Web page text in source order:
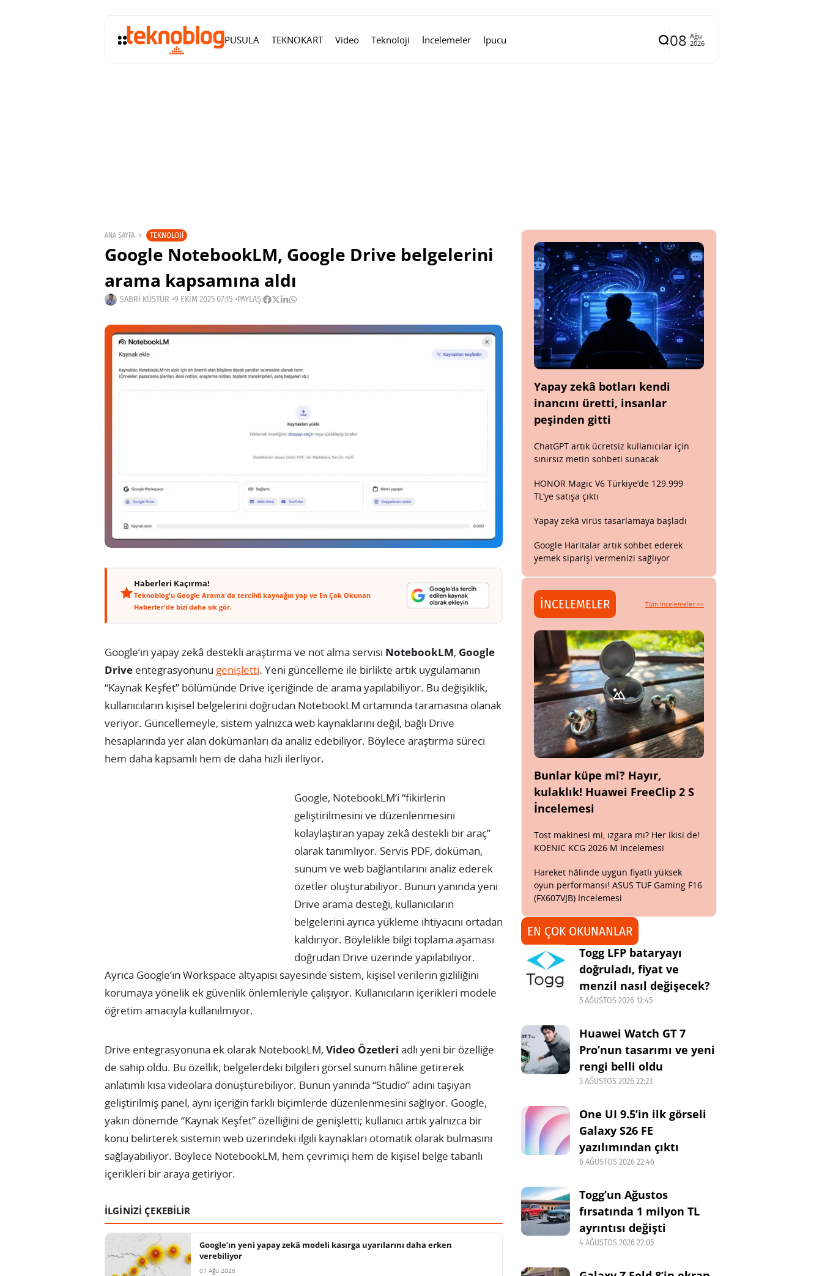
PUSULA TEKNOKART Video Teknoloji İncelemeler İpucu 08 Ağu
2026
ANA SAYFA TEKNOLOJI
Google NotebookLM, Google Drive belgelerini
arama kapsamına aldı
SABRI KÜSTÜR 9 EKIM 2025 07:15 PAYLAŞ:
Haberleri Kaçırma!
Teknoblog'u Google Arama'da tercihli kaynağın yap ve En Çok Okunan
Haberler'de bizi daha sık gör.
Google’ın yapay zekâ destekli araştırma ve not alma servisi NotebookLM, Google
Drive entegrasyonunu genişletti. Yeni güncelleme ile birlikte artık uygulamanın
“Kaynak Keşfet” bölümünde Drive içeriğinde de arama yapılabiliyor. Bu değişiklik,
kullanıcıların kişisel belgelerini doğrudan NotebookLM ortamında taramasına olanak
veriyor. Güncellemeyle, sistem yalnızca web kaynaklarını değil, bağlı Drive
hesaplarında yer alan dokümanları da analiz edebiliyor. Böylece araştırma süreci
hem daha kapsamlı hem de daha hızlı ilerliyor.
Google, NotebookLM’i “fikirlerin
geliştirilmesini ve düzenlenmesini
kolaylaştıran yapay zekâ destekli bir araç”
olarak tanımlıyor. Servis PDF, doküman,
sunum ve web bağlantılarını analiz ederek
özetler oluşturabiliyor. Bunun yanında yeni
Drive arama desteği, kullanıcıların
belgelerini ayrıca yükleme ihtiyacını ortadan
kaldırıyor. Böylelikle bilgi toplama aşaması
doğrudan Drive üzerinde yapılabiliyor.
Ayrıca Google’ın Workspace altyapısı sayesinde sistem, kişisel verilerin gizliliğini
korumaya yönelik ek güvenlik önlemleriyle çalışıyor. Kullanıcıların içerikleri modele
öğretim amacıyla kullanılmıyor.
Drive entegrasyonuna ek olarak NotebookLM, Video Özetleri adlı yeni bir özelliğe
de sahip oldu. Bu özellik, belgelerdeki bilgileri görsel sunum hâline getirerek
anlatımlı kısa videolara dönüştürebiliyor. Bunun yanında “Studio” adını taşıyan
geliştirilmiş panel, aynı içeriğin farklı biçimlerde düzenlenmesini sağlıyor. Google,
yakın dönemde “Kaynak Keşfet” özelliğini de genişletti; kullanıcı artık yalnızca bir
konu belirterek sistemin web üzerindeki ilgili kaynakları otomatik olarak bulmasını
sağlayabiliyor. Böylece NotebookLM, hem çevrimiçi hem de kişisel belge tabanlı
içerikleri bir araya getiriyor.
İLGİNİZİ ÇEKEBİLİR
Google’ın yeni yapay zekâ modeli kasırga uyarılarını daha erken
verebiliyor
07 Ağu 2026
Yapay zekâ botları kendi
inancını üretti, insanlar
peşinden gitti
ChatGPT artık ücretsiz kullanıcılar için
sınırsız metin sohbeti sunacak
HONOR Magic V6 Türkiye’de 129.999
TL’ye satışa çıktı
Yapay zekâ virüs tasarlamaya başladı
Google Haritalar artık sohbet ederek
yemek siparişi vermenizi sağlıyor
İNCELEMELER Tüm incelemeler >>
Bunlar küpe mi? Hayır,
kulaklık! Huawei FreeClip 2 S
İncelemesi
Tost makinesi mi, ızgara mı? Her ikisi de!
KOENIC KCG 2026 M İncelemesi
Hareket hâlinde uygun fiyatlı yüksek
oyun performansı! ASUS TUF Gaming F16
(FX607VJB) İncelemesi
EN ÇOK OKUNANLAR
Togg LFP bataryayı
doğruladı, fiyat ve
menzil nasıl değişecek?
5 AĞUSTOS 2026 12:45
Huawei Watch GT 7
Pro’nun tasarımı ve yeni
rengi belli oldu
3 AĞUSTOS 2026 22:23
One UI 9.5’in ilk görseli
Galaxy S26 FE
yazılımından çıktı
6 AĞUSTOS 2026 22:46
Togg’un Ağustos
fırsatında 1 milyon TL
ayrıntısı değişti
4 AĞUSTOS 2026 22:05